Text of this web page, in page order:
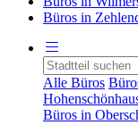
Büros in
Alle Büros
Büros in